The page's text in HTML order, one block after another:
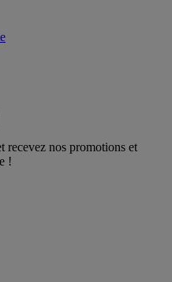
recevez nos promotions et
!